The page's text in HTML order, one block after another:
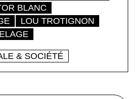
BLANC
LOU TROTIGNON
& SOCIÉTÉ